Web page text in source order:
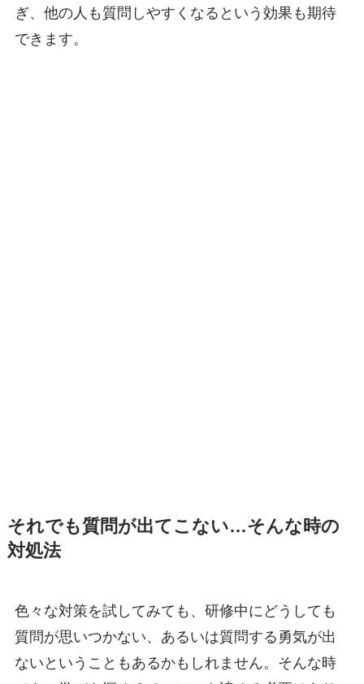
ぎ、他の人も質問しやすくなるという効果も期待
できます。
それでも質問が出てこない…そんな時の
対処法
色々な対策を試してみても、研修中にどうしても
質問が思いつかない、あるいは質問する勇気が出
ないということもあるかもしれません。そんな時